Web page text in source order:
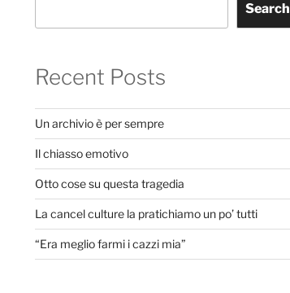
Search
Recent Posts
Un archivio è per sempre
Il chiasso emotivo
Otto cose su questa tragedia
La cancel culture la pratichiamo un po’ tutti
“Era meglio farmi i cazzi mia”